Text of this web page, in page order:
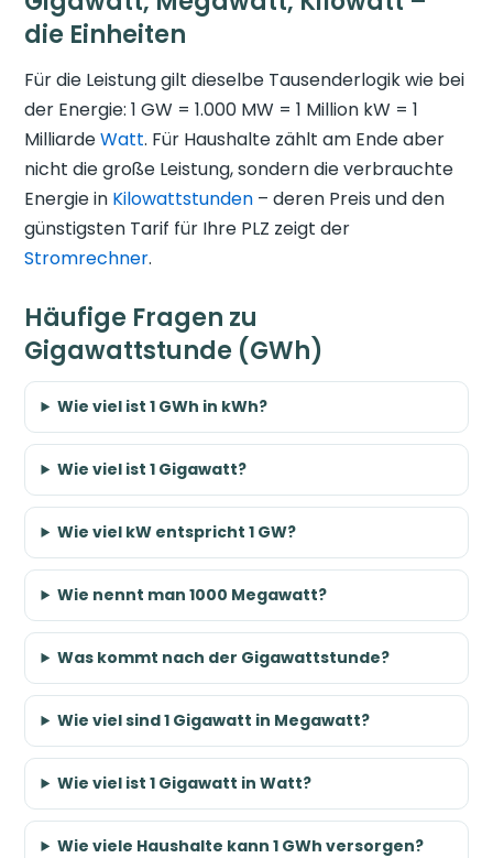
die Einheiten
Für die Leistung gilt dieselbe Tausenderlogik wie bei
der Energie: 1 GW = 1.000 MW = 1 Million kW = 1
MilliardeWatt. Für Haushalte zählt am Ende aber
nicht die große Leistung, sondern die verbrauchte
Energie in Kilowattstunden – deren Preis und den
günstigsten Tarif für Ihre PLZ zeigt der
Stromrechner.
Häufige Fragen zu
Gigawattstunde (GWh)
Wie viel ist 1 GWh in kWh?
Wie viel ist 1 Gigawatt?
Wie viel kW entspricht 1 GW?
Wie nennt man 1000 Megawatt?
Was kommt nach der Gigawattstunde?
Wie viel sind 1 Gigawatt in Megawatt?
Wie viel ist 1 Gigawatt in Watt?
Wie viele Haushalte kann 1 GWh versorgen?